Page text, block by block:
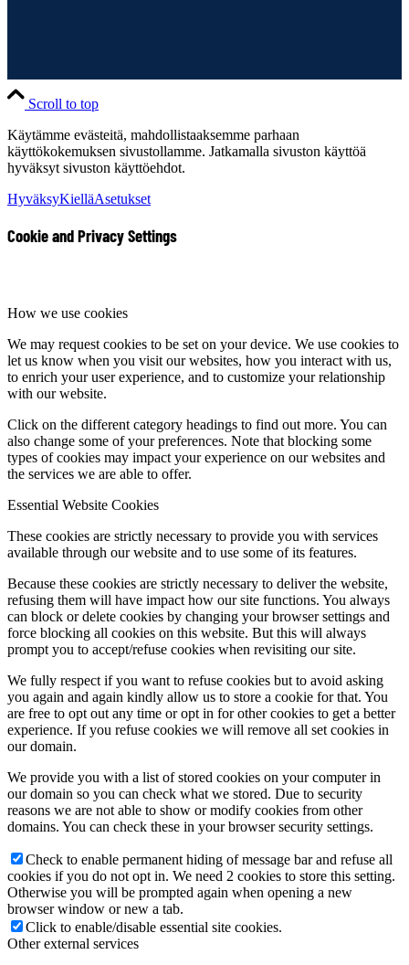
Scroll to top
Käytämme evästeitä, mahdollistaaksemme parhaan
käyttökokemuksen sivustollamme. Jatkamalla sivuston käyttöä
hyväksyt sivuston käyttöehdot.
HyväksyKielläAsetukset
Cookie and Privacy Settings
How we use cookies
We may request cookies to be set on your device. We use cookies to
let us know when you visit our websites, how you interact with us,
to enrich your user experience, and to customize your relationship
with our website.
Click on the different category headings to find out more. You can
also change some of your preferences. Note that blocking some
types of cookies may impact your experience on our websites and
the services we are able to offer.
Essential Website Cookies
These cookies are strictly necessary to provide you with services
available through our website and to use some of its features.
Because these cookies are strictly necessary to deliver the website,
refusing them will have impact how our site functions. You always
can block or delete cookies by changing your browser settings and
force blocking all cookies on this website. But this will always
prompt you to accept/refuse cookies when revisiting our site.
We fully respect if you want to refuse cookies but to avoid asking
you again and again kindly allow us to store a cookie for that. You
are free to opt out any time or opt in for other cookies to get a better
experience. If you refuse cookies we will remove all set cookies in
our domain.
We provide you with a list of stored cookies on your computer in
our domain so you can check what we stored. Due to security
reasons we are not able to show or modify cookies from other
domains. You can check these in your browser security settings.
Check to enable permanent hiding of message bar and refuse all
cookies if you do not opt in. We need 2 cookies to store this setting.
Otherwise you will be prompted again when opening a new
browser window or new a tab.
Click to enable/disable essential site cookies.
Other external services